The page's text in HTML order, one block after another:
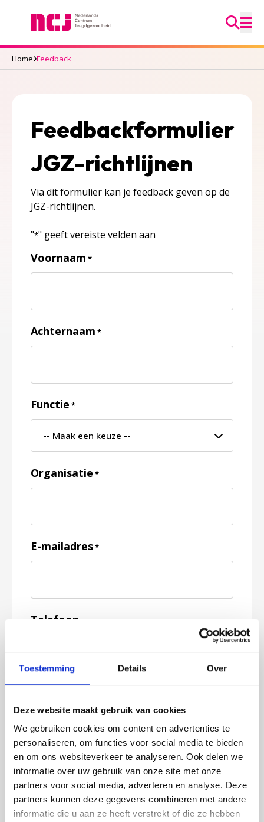
Toestemming Details Over
Deze website maakt gebruik van cookies
We gebruiken cookies om content en advertenties te
personaliseren, om functies voor social media te bieden
en om ons websiteverkeer te analyseren. Ook delen we
informatie over uw gebruik van onze site met onze
partners voor social media, adverteren en analyse. Deze
partners kunnen deze gegevens combineren met andere
informatie die u aan ze heeft verstrekt of die ze hebben
Ga
Home Feedback
Feedbackformulier
JGZ-richtlijnen
Via dit formulier kan je feedback geven op de
JGZ-richtlijnen.
"*" geeft vereiste velden aan
Voornaam *
Achternaam *
Functie *
Organisatie *
E-mailadres*
Telefoon